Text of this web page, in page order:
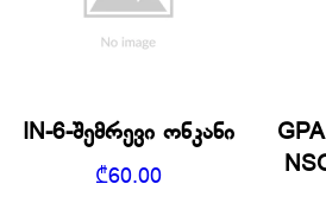
IN-6-შემრევი ონკანი
₾60.00